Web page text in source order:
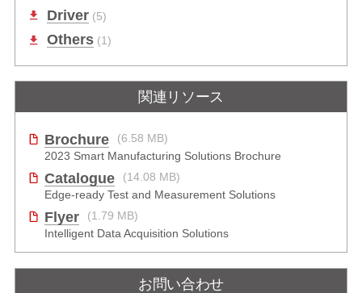
Driver(5)
Others(1)
関連リソース
Brochure
(6.58 MB)
2023 Smart Manufacturing Solutions Brochure
Catalogue
(14.08 MB)
Edge-ready Test and Measurement Solutions
Flyer
(1.79 MB)
Intelligent Data Acquisition Solutions
お問い合わせ